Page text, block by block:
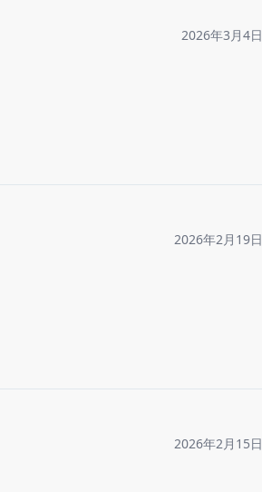
2026年3月4日
2026年2月19日
2026年2月15日